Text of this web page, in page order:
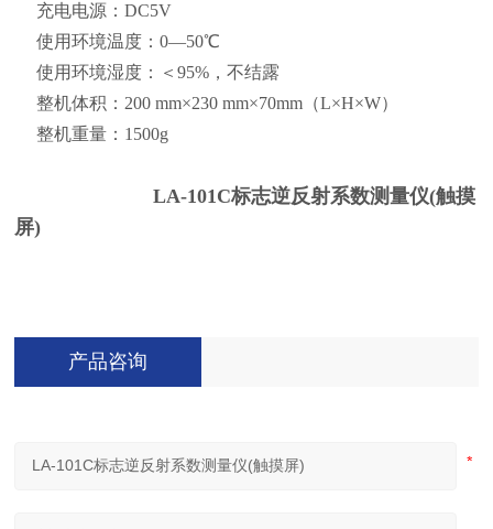
充电电源：DC5V
使用环境温度：0—50℃
使用环境湿度：＜95%，不结露
整机体积：200 mm×230 mm×70mm（L×H×W）
整机重量：1500g
LA-101C标志逆反射系数测量仪(触摸
屏)
产品咨询